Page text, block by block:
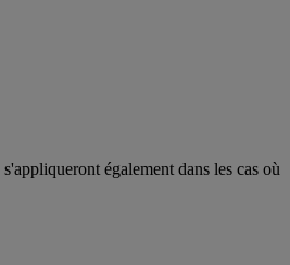
également dans les cas où